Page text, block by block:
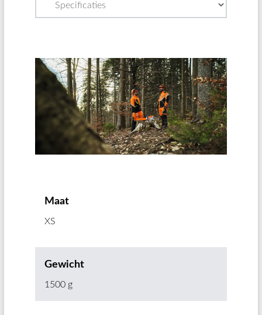
Maat
XS
Gewicht
1500 g